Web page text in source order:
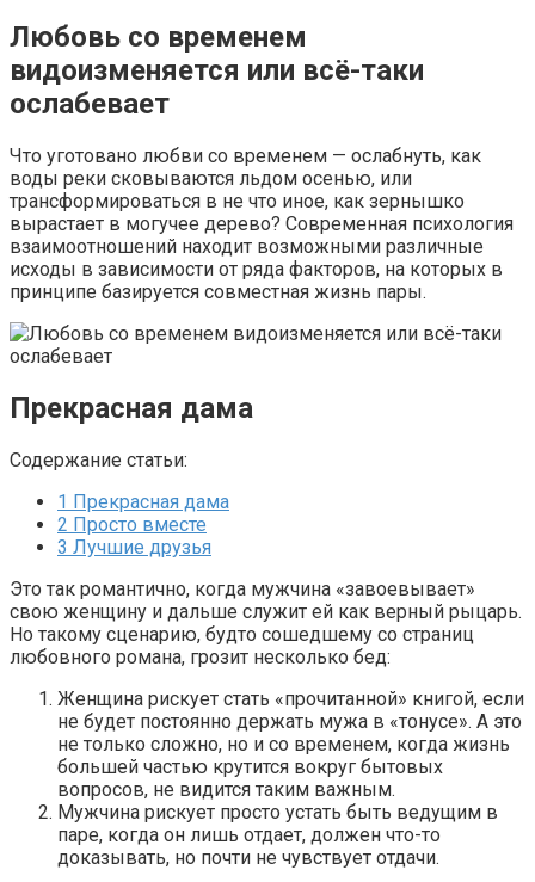
Любовь со временем
видоизменяется или всё-таки
ослабевает
Что уготовано любви со временем — ослабнуть, как
воды реки сковываются льдом осенью, или
трансформироваться в не что иное, как зернышко
вырастает в могучее дерево? Современная психология
взаимоотношений находит возможными различные
исходы в зависимости от ряда факторов, на которых в
принципе базируется совместная жизнь пары.
Прекрасная дама
Содержание статьи:
1 Прекрасная дама
2 Просто вместе
3 Лучшие друзья
Это так романтично, когда мужчина «завоевывает»
свою женщину и дальше служит ей как верный рыцарь.
Но такому сценарию, будто сошедшему со страниц
любовного романа, грозит несколько бед:
Женщина рискует стать «прочитанной» книгой, если
не будет постоянно держать мужа в «тонусе». А это
не только сложно, но и со временем, когда жизнь
большей частью крутится вокруг бытовых
вопросов, не видится таким важным.
Мужчина рискует просто устать быть ведущим в
паре, когда он лишь отдает, должен что-то
доказывать, но почти не чувствует отдачи.